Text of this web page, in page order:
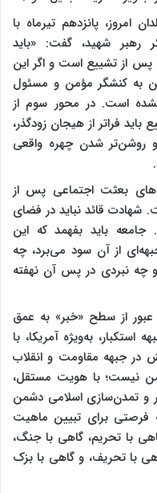
امروز، پانزدهم تیرماه با
رهبر شهید، گفت: «باید
از تشییع است و اگر این
به کنشگر مؤمن و مسئول
است. در محور سوم از
فراتر از هیجان زودگذر،
روشن‌تر شدن چهره واقعی
بعثت اجتماعی پس از
قائد نباید در فضای
باید بفهمد که این
از آن سود می‌برد، چه
چه نبردی در پس آن نهفته
از سطح «خبر» به عمق
به‌ویژه آمریکا، با
در جبهه مقاومت و انقلاب
نیست؛ با هویت مستقل،
و تمدن‌سازی اسلامی دشمن
فرصتی برای تبیین ماهیت
با تحریم، گاهی با جنگ،
با تحریف، و گاهی با بزک